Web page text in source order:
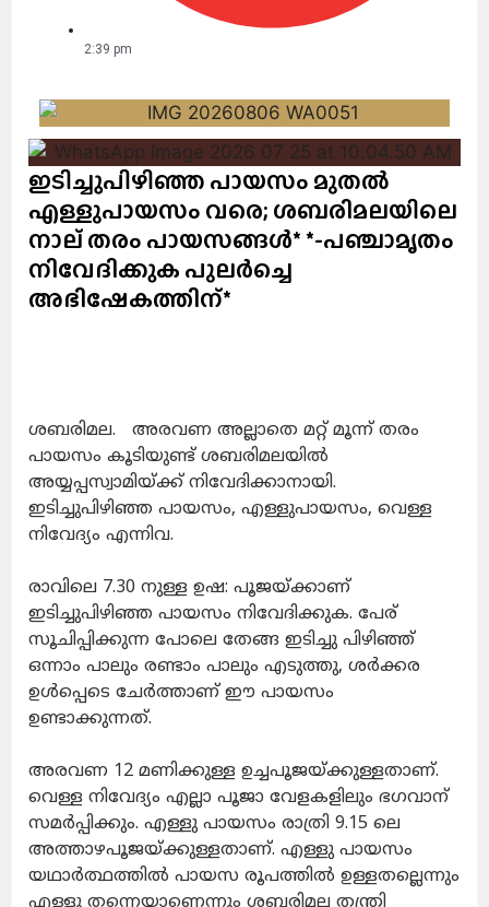
2:39 pm
ഇടിച്ചുപിഴിഞ്ഞ പായസം മുതൽ
എള്ളുപായസം വരെ; ശബരിമലയിലെ
നാല് തരം പായസങ്ങൾ* *-പഞ്ചാമൃതം
നിവേദിക്കുക പുലർച്ചെ
അഭിഷേകത്തിന്*
ശബരിമല. അരവണ അല്ലാതെ മറ്റ് മൂന്ന് തരം
പായസം കൂടിയുണ്ട് ശബരിമലയിൽ
അയ്യപ്പസ്വാമിയ്ക്ക് നിവേദിക്കാനായി.
ഇടിച്ചുപിഴിഞ്ഞ പായസം, എള്ളുപായസം, വെള്ള
നിവേദ്യം എന്നിവ.
രാവിലെ 7.30 നുള്ള ഉഷ: പൂജയ്ക്കാണ്
ഇടിച്ചുപിഴിഞ്ഞ പായസം നിവേദിക്കുക. പേര്
സൂചിപ്പിക്കുന്ന പോലെ തേങ്ങ ഇടിച്ചു പിഴിഞ്ഞ്
ഒന്നാം പാലും രണ്ടാം പാലും എടുത്തു, ശർക്കര
ഉൾപ്പെടെ ചേർത്താണ് ഈ പായസം
ഉണ്ടാക്കുന്നത്.
അരവണ 12 മണിക്കുള്ള ഉച്ചപൂജയ്ക്കുള്ളതാണ്.
വെള്ള നിവേദ്യം എല്ലാ പൂജാ വേളകളിലും ഭഗവാന്
സമർപ്പിക്കും. എള്ളു പായസം രാത്രി 9.15 ലെ
അത്താഴപൂജയ്ക്കുള്ളതാണ്. എള്ളു പായസം
യഥാർത്ഥത്തിൽ പായസ രൂപത്തിൽ ഉള്ളതല്ലെന്നും
എള്ളു തന്നെയാണെന്നും ശബരിമല തന്ത്രി